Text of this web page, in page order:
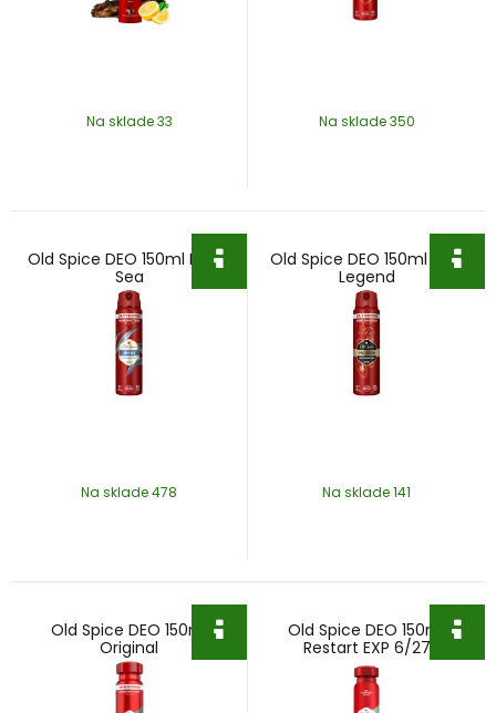
Na sklade 33 Na sklade 350
Old Spice DEO 150ml Deep
Sea
Na sklade 478
Old Spice DEO 150ml Epic
Legend
Na sklade 141
Old Spice DEO 150ml
Original
Old Spice DEO 150ml
Restart EXP 6/27